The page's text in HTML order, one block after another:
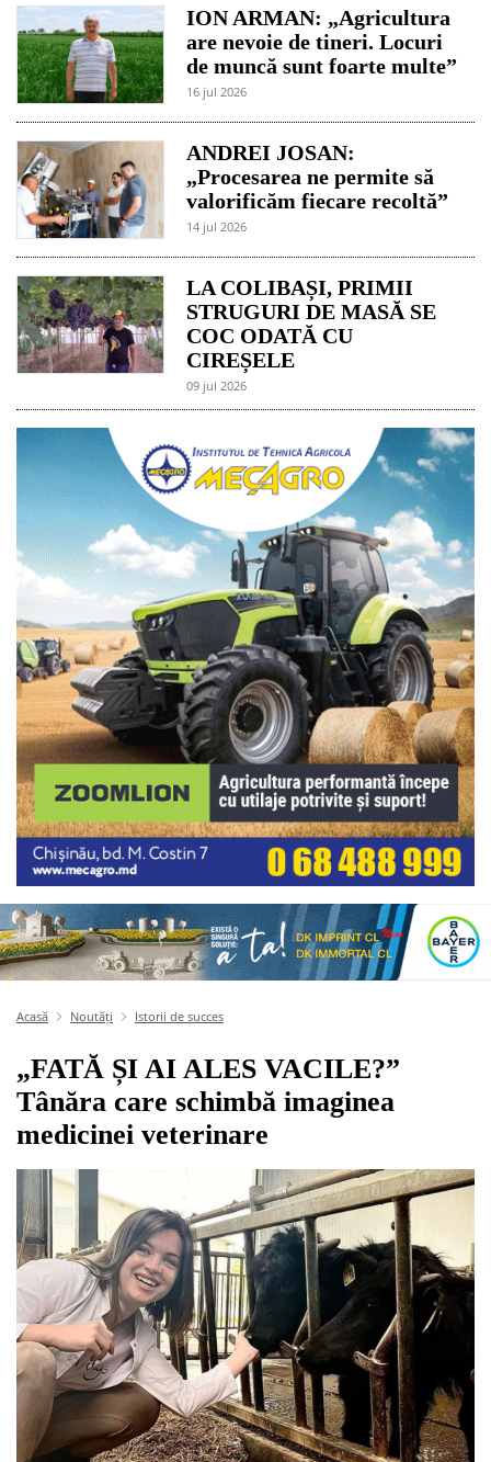
ION ARMAN: „Agricultura
are nevoie de tineri. Locuri
de muncă sunt foarte multe”
16 jul 2026
ANDREI JOSAN:
„Procesarea ne permite să
valorificăm fiecare recoltă”
14 jul 2026
LA COLIBAȘI, PRIMII
STRUGURI DE MASĂ SE
COC ODATĂ CU
CIREȘELE
09 jul 2026
Acasă Noutăți Istorii de succes
„FATĂ ȘI AI ALES VACILE?”
Tânăra care schimbă imaginea
medicinei veterinare